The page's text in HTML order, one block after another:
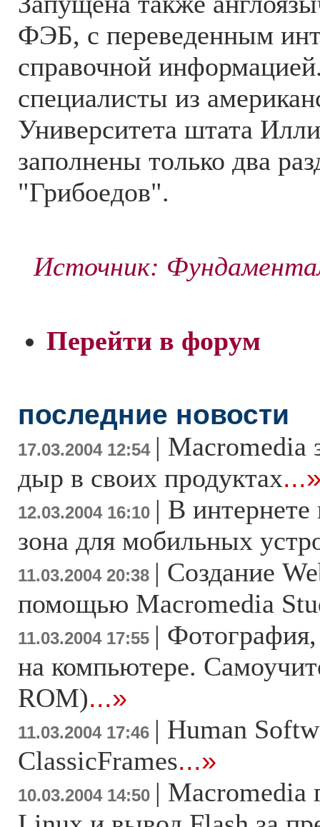
ФЭБ, с переведенным
справочной
специалисты из
Университета штата
заполнены только два
"Грибоедов".
Источник:
Перейти в форум
последние новости
17.03.2004 12:54 | Macromedia
дыр в своих продуктах
12.03.2004 16:10 | В интернете
зона для мобильных
11.03.2004 20:38 | Создание
помощью Macromedia
11.03.2004 17:55 |
на компьютере.
ROM)...»
11.03.2004 17:46 | Human
ClassicFrames...»
10.03.2004 14:50 | Macromedia